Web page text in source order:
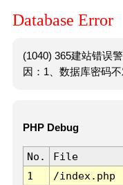
Database Error
(1040) 365建站错误
因：1、数据库密码
PHP Debug
No. File
1
/index.php